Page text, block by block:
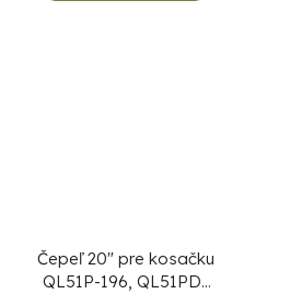
Čepeľ 20" pre kosačku
QL51P-196, QL51PD-